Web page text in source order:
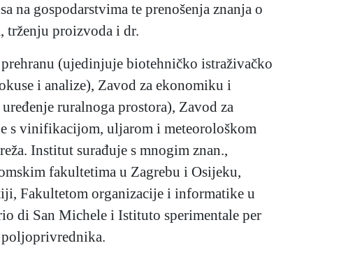
na gospodarstvima te prenošenja znanja o
trženju proizvoda i dr.
(ujedinjuje biotehničko istraživačko
i analize), Zavod za ekonomiku i
ruralnoga prostora), Zavod za
s vinifikacijom, uljarom i meteorološkom
Institut surađuje s mnogim znan.,
fakultetima u Zagrebu i Osijeku,
Fakultetom organizacije i informatike u
di San Michele i Istituto sperimentale per